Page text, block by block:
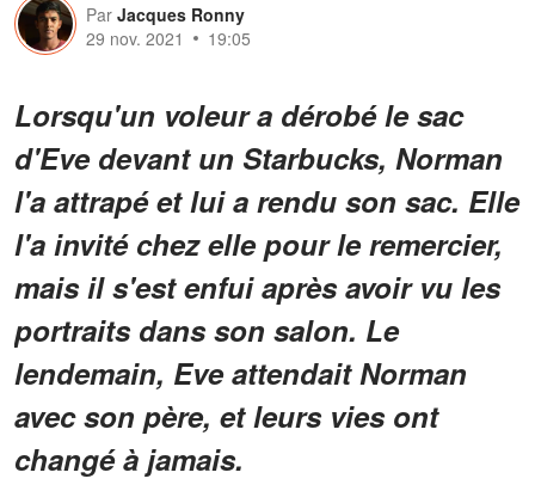
Par Jacques Ronny
29 nov. 2021
19:05
Lorsqu'un voleur a dérobé le sac
d'Eve devant un Starbucks, Norman
l'a attrapé et lui a rendu son sac. Elle
l'a invité chez elle pour le remercier,
mais il s'est enfui après avoir vu les
portraits dans son salon. Le
lendemain, Eve attendait Norman
avec son père, et leurs vies ont
changé à jamais.